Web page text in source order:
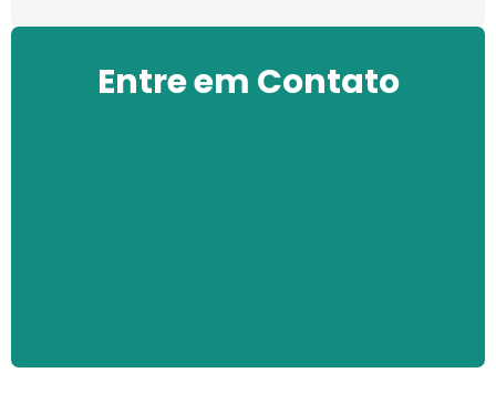
Entre em Contato